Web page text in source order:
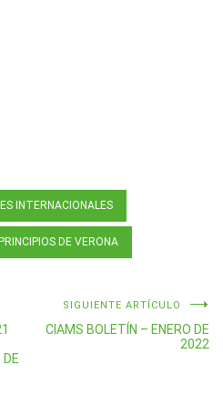
INTERNACIONALES
PRINCIPIOS DE VERONA
SIGUIENTE ARTÍCULO
CIAMS BOLETÍN – ENERO DE
2022